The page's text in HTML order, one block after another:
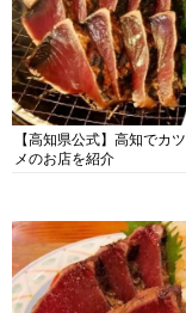
【高知県公式】高知でカ
メのお店を紹介